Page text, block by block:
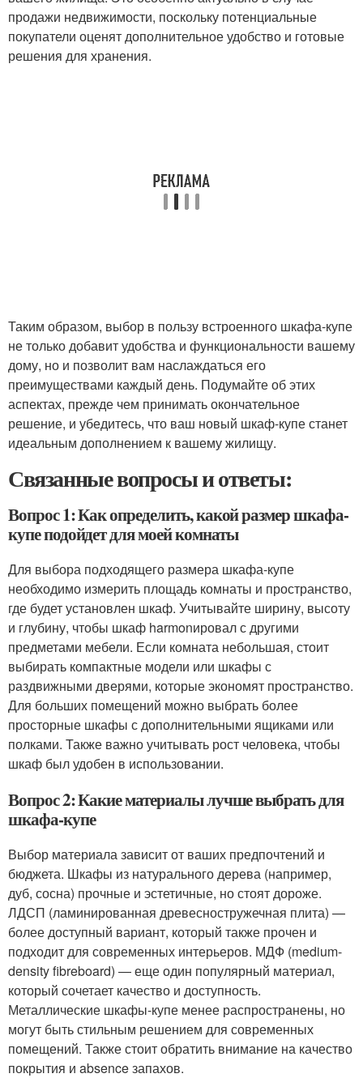
продажи недвижимости, поскольку потенциальные
покупатели оценят дополнительное удобство и готовые
решения для хранения.
Таким образом, выбор в пользу встроенного шкафа-купе
не только добавит удобства и функциональности вашему
дому, но и позволит вам наслаждаться его
преимуществами каждый день. Подумайте об этих
аспектах, прежде чем принимать окончательное
решение, и убедитесь, что ваш новый шкаф-купе станет
идеальным дополнением к вашему жилищу.
Связанные вопросы и ответы:
Вопрос 1: Как определить, какой размер шкафа-
купе подойдет для моей комнаты
Для выбора подходящего размера шкафа-купе
необходимо измерить площадь комнаты и пространство,
где будет установлен шкаф. Учитывайте ширину, высоту
и глубину, чтобы шкаф harmonировал с другими
предметами мебели. Если комната небольшая, стоит
выбирать компактные модели или шкафы с
раздвижными дверями, которые экономят пространство.
Для больших помещений можно выбрать более
просторные шкафы с дополнительными ящиками или
полками. Также важно учитывать рост человека, чтобы
шкаф был удобен в использовании.
Вопрос 2: Какие материалы лучше выбрать для
шкафа-купе
Выбор материала зависит от ваших предпочтений и
бюджета. Шкафы из натурального дерева (например,
дуб, сосна) прочные и эстетичные, но стоят дороже.
ЛДСП (ламинированная древесностружечная плита) —
более доступный вариант, который также прочен и
подходит для современных интерьеров. МДФ (medium-
density fibreboard) — еще один популярный материал,
который сочетает качество и доступность.
Металлические шкафы-купе менее распространены, но
могут быть стильным решением для современных
помещений. Также стоит обратить внимание на качество
покрытия и absence запахов.